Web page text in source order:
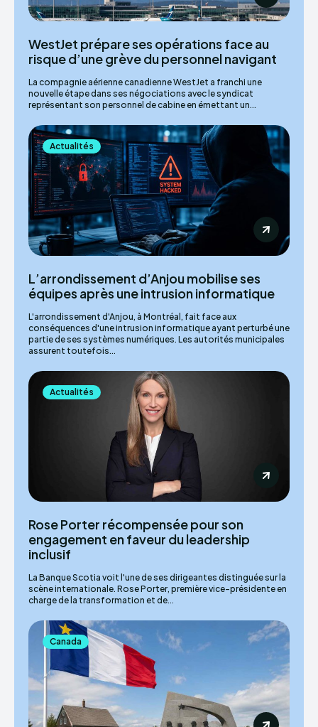
WestJet prépare ses opérations face au
risque d’une grève du personnel navigant
La compagnie aérienne canadienne WestJet a franchi une
nouvelle étape dans ses négociations avec le syndicat
représentant son personnel de cabine en émettant un...
Actualités
L’arrondissement d’Anjou mobilise ses
équipes après une intrusion informatique
L'arrondissement d'Anjou, à Montréal, fait face aux
conséquences d'une intrusion informatique ayant perturbé une
partie de ses systèmes numériques. Les autorités municipales
assurent toutefois...
Actualités
Rose Porter récompensée pour son
engagement en faveur du leadership
inclusif
La Banque Scotia voit l'une de ses dirigeantes distinguée sur la
scène internationale. Rose Porter, première vice-présidente en
charge de la transformation et de...
Canada